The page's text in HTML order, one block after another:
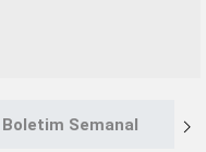
Boletim Semanal